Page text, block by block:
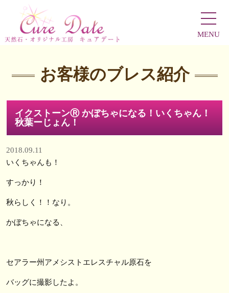
MENU
お客様のブレス紹介
イクストーンⓇ かぼちゃになる！いくちゃん！
秋葉ーじょん！
2018.09.11
いくちゃんも！
すっかり！
秋らしく！！なり。
かぼちゃになる、
セアラー州アメシストエレスチャル原石を
バッグに撮影したよ。